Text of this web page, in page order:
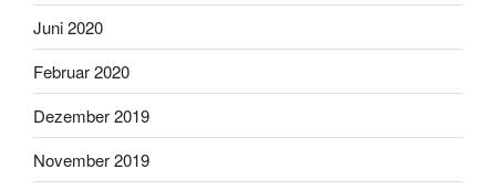
Juni 2020
Februar 2020
Dezember 2019
November 2019